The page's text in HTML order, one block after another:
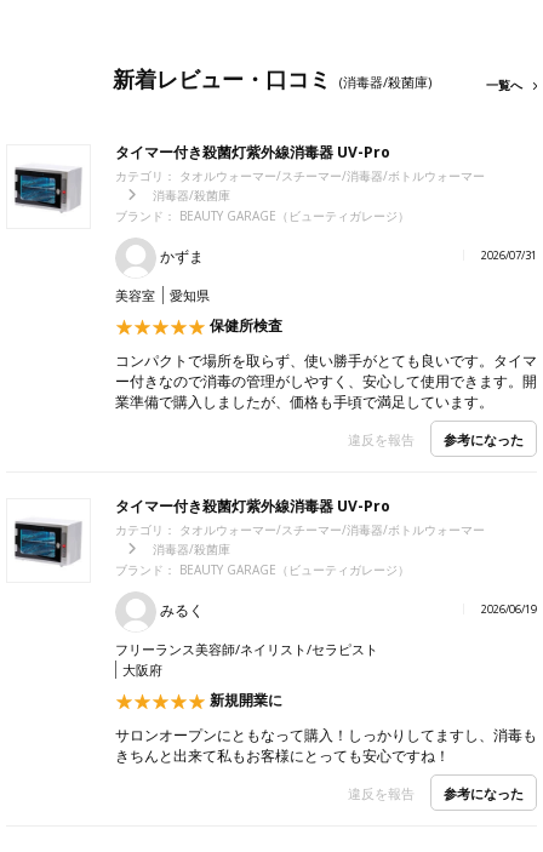
新着レビュー・口コミ (消毒器/殺菌庫) 一覧へ
タイマー付き殺菌灯紫外線消毒器 UV-Pro
カテゴリ： タオルウォーマー/スチーマー/消毒器/ボトルウォーマー
消毒器/殺菌庫
ブランド： BEAUTY GARAGE（ビューティガレージ）
かずま 2026/07/31
美容室 愛知県
保健所検査
コンパクトで場所を取らず、使い勝手がとても良いです。タイマ
ー付きなので消毒の管理がしやすく、安心して使用できます。開
業準備で購入しましたが、価格も手頃で満足しています。
違反を報告 参考になった
タイマー付き殺菌灯紫外線消毒器 UV-Pro
カテゴリ： タオルウォーマー/スチーマー/消毒器/ボトルウォーマー
消毒器/殺菌庫
ブランド： BEAUTY GARAGE（ビューティガレージ）
みるく 2026/06/19
フリーランス美容師/ネイリスト/セラピスト
大阪府
新規開業に
サロンオープンにともなって購入！しっかりしてますし、消毒も
きちんと出来て私もお客様にとっても安心ですね！
違反を報告 参考になった